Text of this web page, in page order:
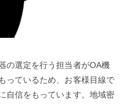
の選定を行う担当者がOA機
っているため、お客様目線で
自信をもっています。地域密